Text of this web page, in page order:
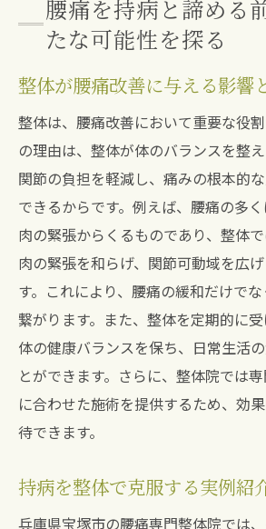
整体を受ける前に知ってお
踏み出そう
地域密着型整体院の選び方
宝塚市で評判の良い整体院
初めての整体体験に必要な
地域に根付いた整体院の利
整体院へのアクセスと通院
宝塚市で整体を選ぶ際のポ
整体で体のバランスを整え腰痛
生活へ
整体がもたらす体のバラン
体の歪みと腰痛の関係
整体による姿勢改善の重要性
バランスの整った生活を送
腰痛を持病と諦める
たな可能性を探る
整体が腰痛改善に与える影響
整体は、腰痛改善において重要な役
の理由は、整体が体のバランスを整
関節の負担を軽減し、痛みの根本的
できるからです。例えば、腰痛の多
肉の緊張からくるものであり、整体
肉の緊張を和らげ、関節可動域を広
す。これにより、腰痛の緩和だけで
繋がります。また、整体を定期的に
体の健康バランスを保ち、日常生活
とができます。さらに、整体院では
に合わせた施術を提供するため、効
待できます。
持病を整体で克服する実例紹
兵庫県宝塚市の腰痛専門整体院では